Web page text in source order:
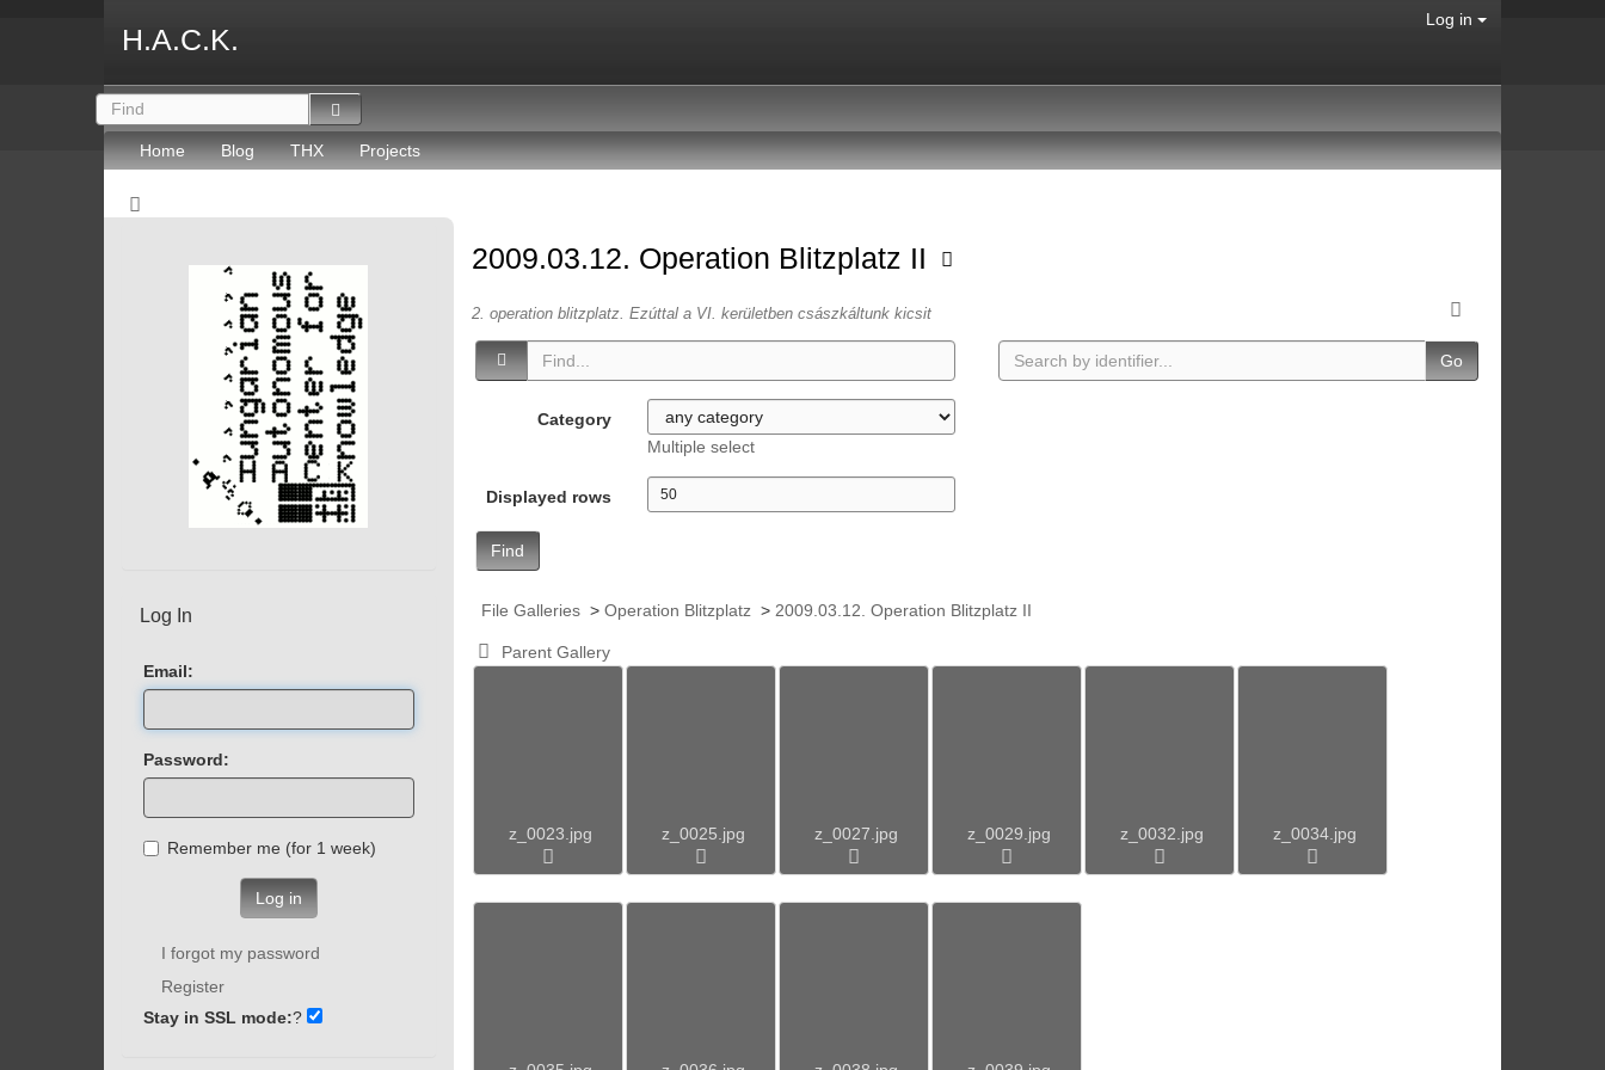
H.A.C.K.
Log in
Home Blog THX Projects
2009.03.12. Operation Blitzplatz II
2. operation blitzplatz. Ezúttal a VI. kerületben császkáltunk kicsit
Category
Multiple select
Displayed rows
Find
Go
File Galleries> Operation Blitzplatz> 2009.03.12. Operation Blitzplatz II
Parent Gallery
z_0023.jpg z_0025.jpg z_0027.jpg z_0029.jpg z_0032.jpg z_0034.jpg
Log In
Email:
Password:
Remember me (for 1 week)
Log in
I forgot my password
Register
Stay in SSL mode:?